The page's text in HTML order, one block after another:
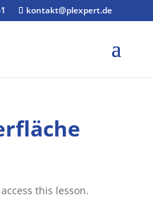
kontakt@plexpert.de
this lesson.